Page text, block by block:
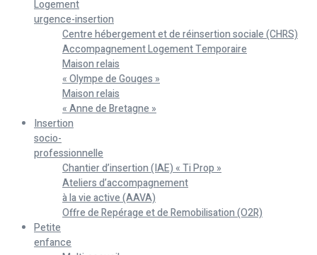
Logement
urgence-insertion
Centre hébergement et de réinsertion sociale (CHRS)
Accompagnement Logement Temporaire
Maison relais
« Olympe de Gouges »
Maison relais
« Anne de Bretagne »
Insertion
socio-
professionnelle
Chantier d’insertion (IAE) « Ti Prop »
Ateliers d’accompagnement
à la vie active (AAVA)
Offre de Repérage et de Remobilisation (O2R)
Petite
enfance